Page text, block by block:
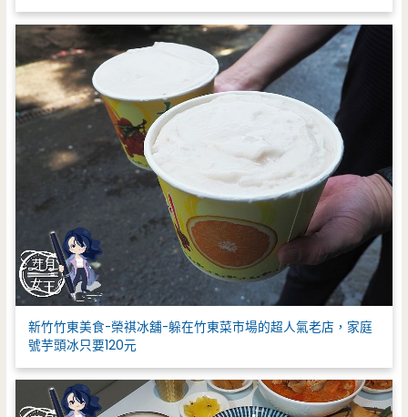
新竹竹東美食-榮祺冰舖-躲在竹東菜市場的超人氣老店，家庭
號芋頭冰只要120元